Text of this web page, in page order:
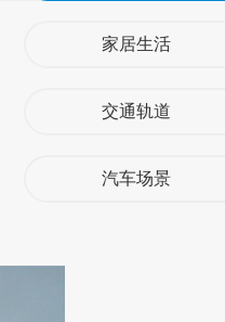
家居生活
交通轨道
汽车场景